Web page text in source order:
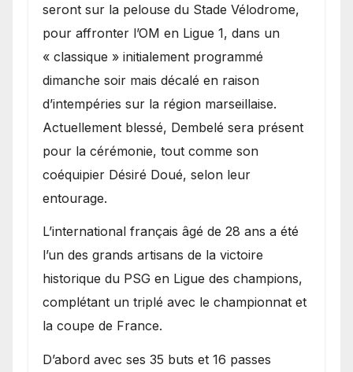
seront sur la pelouse du Stade Vélodrome,
pour affronter l’OM en Ligue 1, dans un
« classique » initialement programmé
dimanche soir mais décalé en raison
d’intempéries sur la région marseillaise.
Actuellement blessé, Dembelé sera présent
pour la cérémonie, tout comme son
coéquipier Désiré Doué, selon leur
entourage.
L’international français âgé de 28 ans a été
l’un des grands artisans de la victoire
historique du PSG en Ligue des champions,
complétant un triplé avec le championnat et
la coupe de France.
D’abord avec ses 35 buts et 16 passes